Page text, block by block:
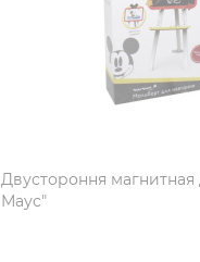
Двустороння
Маус"